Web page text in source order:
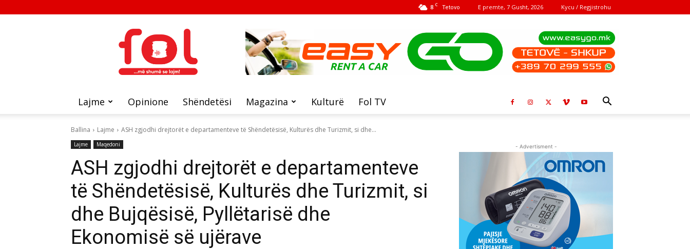
8 C Tetovo E premte, 7 Gusht, 2026 Kycu / Regjistrohu
FOL
Lajme Opinione Shëndetësi Magazina Kulturë Fol TV
Ballina Lajme ASH zgjodhi drejtorët e departamenteve të Shëndetësisë, Kulturës dhe Turizmit, si dhe...
Lajme Maqedoni
ASH zgjodhi drejtorët e departamenteve
të Shëndetësisë, Kulturës dhe Turizmit, si
dhe Bujqësisë, Pyllëtarisë dhe
Ekonomisë së ujërave
- Advertisment -